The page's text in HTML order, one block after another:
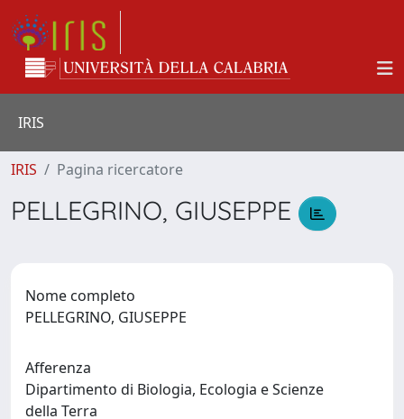
IRIS
IRIS Pagina ricercatore
PELLEGRINO, GIUSEPPE
Nome completo
PELLEGRINO, GIUSEPPE
Afferenza
Dipartimento di Biologia, Ecologia e Scienze
della Terra